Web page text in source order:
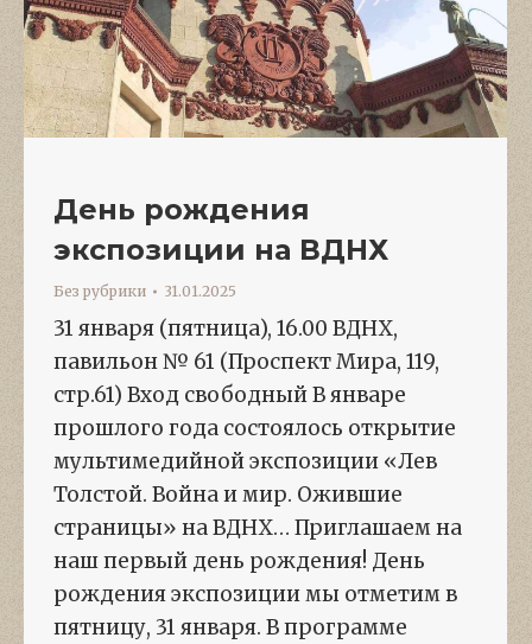
День рождения
экспозиции на ВДНХ
Без рубрики 31.01.2025
31 января (пятница), 16.00 ВДНХ,
павильон № 61 (Проспект Мира, 119,
стр.61) Вход свободный В январе
прошлого года состоялось открытие
мультимедийной экспозиции «Лев
Толстой. Война и мир. Ожившие
страницы» на ВДНХ… Приглашаем на
наш первый день рождения! День
рождения экспозиции мы отметим в
пятницу, 31 января. В программе